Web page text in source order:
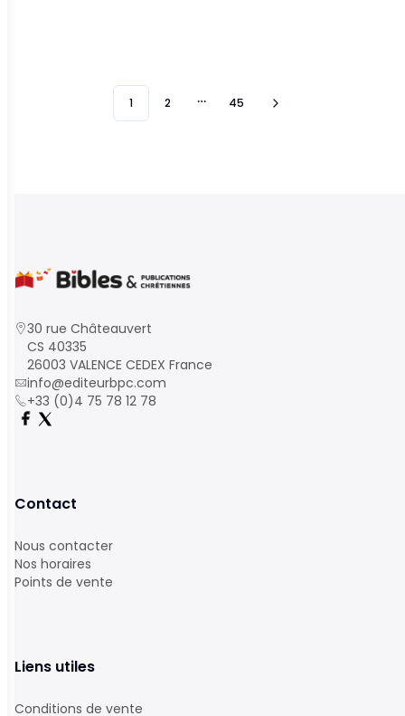
1 2 More pages
45
30 rue Châteauvert
CS 40335
26003 VALENCE CEDEX France
info@editeurbpc.com
+33 (0)4 75 78 12 78
Contact
Nous contacter
Nos horaires
Points de vente
Liens utiles
Conditions de vente